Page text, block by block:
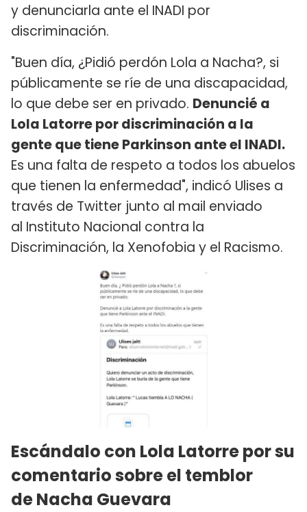
y denunciarla ante el INADI por
discriminación.
"Buen día, ¿Pidió perdón Lola a Nacha?, si
públicamente se ríe de una discapacidad,
lo que debe ser en privado. Denuncié a
Lola Latorre por discriminación a la
gente que tiene Parkinson ante el INADI.
Es una falta de respeto a todos los abuelos
que tienen la enfermedad", indicó Ulises a
través de Twitter junto al mail enviado
al Instituto Nacional contra la
Discriminación, la Xenofobia y el Racismo.
Escándalo con Lola Latorre por su
comentario sobre el temblor
de Nacha Guevara